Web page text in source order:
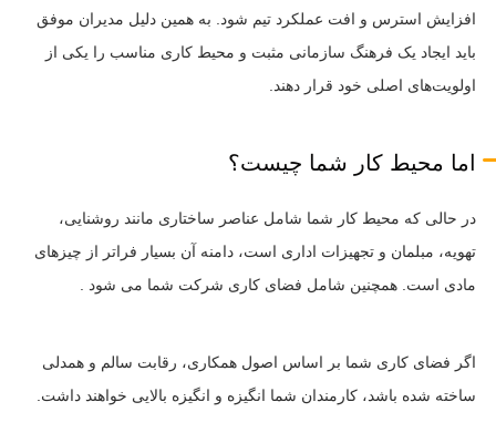
افزایش استرس و افت عملکرد تیم شود. به همین دلیل مدیران موفق
باید ایجاد یک فرهنگ سازمانی مثبت و محیط کاری مناسب را یکی از
اولویت‌های اصلی خود قرار دهند.
اما محیط کار شما چیست؟
در حالی که محیط کار شما شامل عناصر ساختاری مانند روشنایی،
تهویه، مبلمان و تجهیزات اداری است، دامنه آن بسیار فراتر از چیزهای
مادی است. همچنین شامل فضای کاری شرکت شما می شود .
اگر فضای کاری شما بر اساس اصول همکاری، رقابت سالم و همدلی
ساخته شده باشد، کارمندان شما انگیزه و انگیزه بالایی خواهند داشت.